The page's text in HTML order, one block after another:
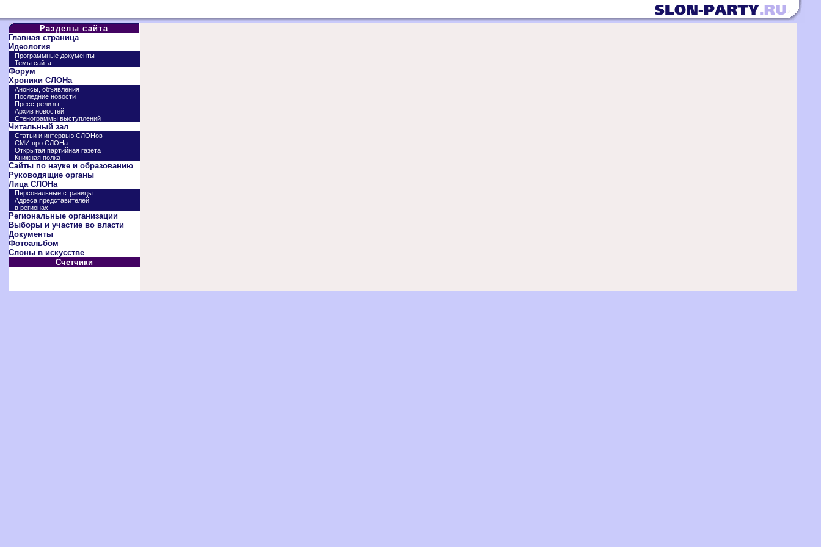
Разделы сайта
Главная страница
Идеология
Программные документы
Темы сайта
Форум
Хроники СЛОНа
Анонсы, объявления
Последние новости
Пресс-релизы
Архив новостей
Стенограммы выступлений
Читальный зал
Статьи и интервью СЛОНов
СМИ про СЛОНа
Открытая партийная газета
Книжная полка
Сайты по науке и образованию
Руководящие органы
Лица СЛОНа
Персональные страницы
Адреса представителей
в регионах
Региональные организации
Выборы и участие во власти
Документы
Фотоальбом
Слоны в искусстве
Счетчики